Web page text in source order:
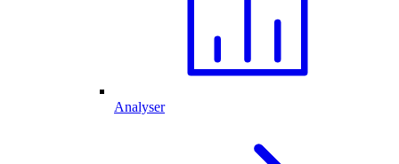
Analyser